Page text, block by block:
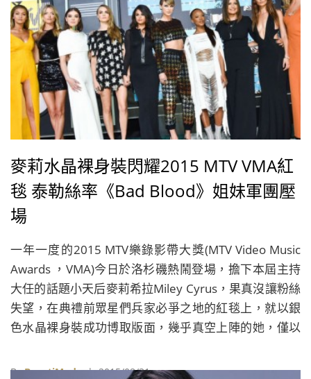
麥莉水晶裸身裝閃耀2015 MTV VMA紅
毯 泰勒絲率《Bad Blood》姐妹軍團壓
場
一年一度的2015 MTV樂錄影帶大獎(MTV Video Music
Awards ，VMA)今日於洛杉磯熱鬧登場，擔下本屆主持
大任的話題小天后麥莉希拉Miley Cyrus，果真沒讓粉絲
失望，在典禮前眾星們兵家必爭之地的紅毯上，就以銀
色水晶裸身裝成功博取版面，幾乎真空上陣的她，僅以
「開」！
ByBeautiMode| 2015/08/31